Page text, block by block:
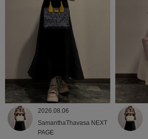
2026.08.06
SamanthaThavasa NEXT
PAGE